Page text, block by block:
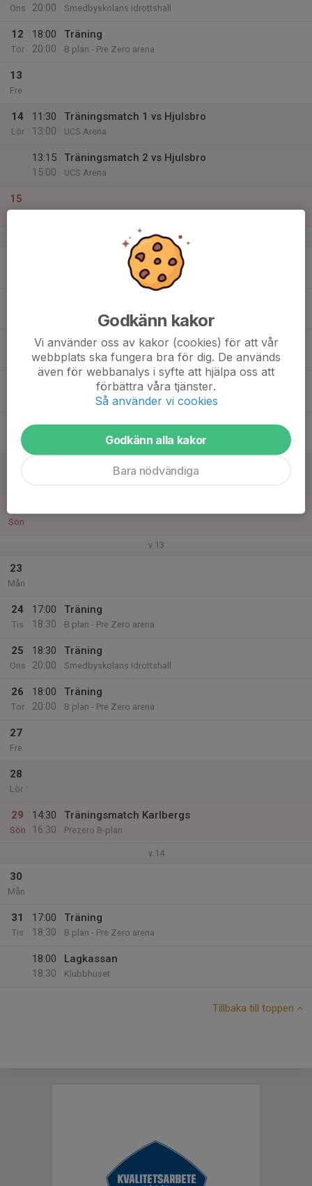
Ons
20:00
Smedbyskolans idrottshall
12
Tor
18:00
20:00
Träning
B plan - Pre Zero arena
13
Fre
14
Lör
11:30
13:00
Träningsmatch 1 vs Hjulsbro
UCS Arena
13:15
15:00
Träningsmatch 2 vs Hjulsbro
UCS Arena
15
Sön
v.12
B plan - Pre Zero arena
18:30
20:00
Träning
Smedbyskolans idrottshall
Träning
B plan - Pre Zero arena
Fre
Sön
v.13
23
Mån
24
Tis
17:00
18:30
Träning
B plan - Pre Zero arena
25
Ons
18:30
20:00
Träning
Smedbyskolans idrottshall
26
Tor
18:00
20:00
Träning
B plan - Pre Zero arena
27
Fre
28
Lör
29
Sön
14:30
16:30
Träningsmatch Karlbergs
Prezero B-plan
v.14
30
Mån
31
Tis
17:00
18:30
Träning
B plan - Pre Zero arena
18:00
18:30
Lagkassan
Klubbhuset
Tillbaka till toppen
Godkänn kakor
Vi använder oss av kakor (cookies) för att vår
webbplats ska fungera bra för dig. De används
även för webbanalys i syfte att hjälpa oss att
förbättra våra tjänster.
Så använder vi cookies
Godkänn alla kakor
Bara nödvändiga